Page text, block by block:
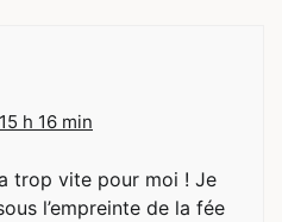
h 16 min
trop vite pour moi ! Je
l’empreinte de la fée